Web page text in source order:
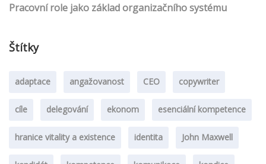
Pracovní role jako základ organizačního systému
Štítky
adaptace angažovanost CEO copywriter
cíle delegování ekonom esenciální kompetence
hranice vitality a existence identita John Maxwell